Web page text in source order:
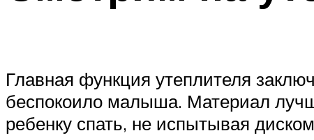
Главная функция утеплителя
беспокоило малыша. Материал
ребенку спать, не испытывая